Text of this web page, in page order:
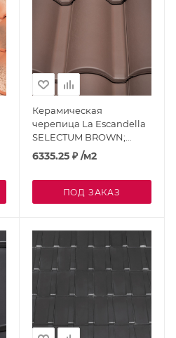
Керамическая
черепица La Escandella
SELECTUM BROWN;
TSMK
6335.25 ₽ /м2
ПОД ЗАКАЗ